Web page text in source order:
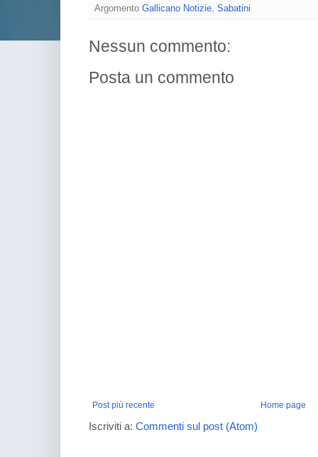
Argomento Gallicano Notizie, Sabatini
Nessun commento:
Posta un commento
Post più recente Home page
Iscriviti a: Commenti sul post (Atom)